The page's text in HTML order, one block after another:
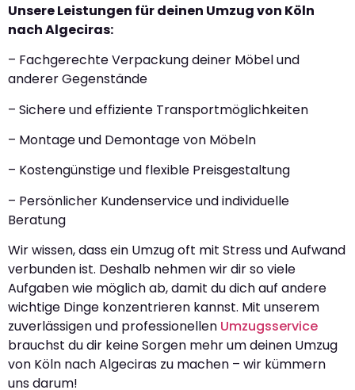
Unsere Leistungen für deinen Umzug von Köln
nach Algeciras:
– Fachgerechte Verpackung deiner Möbel und
anderer Gegenstände
– Sichere und effiziente Transportmöglichkeiten
– Montage und Demontage von Möbeln
– Kostengünstige und flexible Preisgestaltung
– Persönlicher Kundenservice und individuelle
Beratung
Wir wissen, dass ein Umzug oft mit Stress und Aufwand
verbunden ist. Deshalb nehmen wir dir so viele
Aufgaben wie möglich ab, damit du dich auf andere
wichtige Dinge konzentrieren kannst. Mit unserem
zuverlässigen und professionellen Umzugsservice
brauchst du dir keine Sorgen mehr um deinen Umzug
von Köln nach Algeciras zu machen – wir kümmern
uns darum!